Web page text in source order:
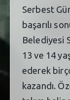
Serbest
başarılı
Belediyesi
13 ve 14
ederek
kazandı.